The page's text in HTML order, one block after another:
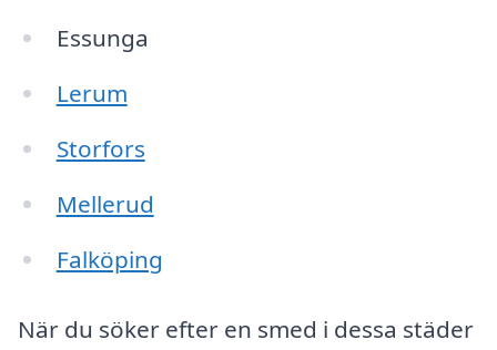
Essunga
Lerum
Storfors
Mellerud
Falköping
När du söker efter en smed i dessa städer